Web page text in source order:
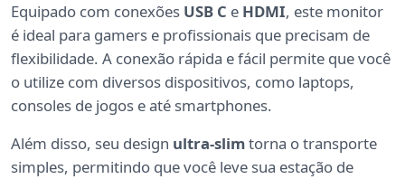
Equipado com conexões USB C e HDMI, este monitor
é ideal para gamers e profissionais que precisam de
flexibilidade. A conexão rápida e fácil permite que você
o utilize com diversos dispositivos, como laptops,
consoles de jogos e até smartphones.
Além disso, seu design ultra-slimtorna o transporte
simples, permitindo que você leve sua estação de